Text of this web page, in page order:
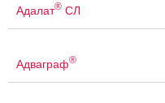
Адалат® СЛ
Адваграф®